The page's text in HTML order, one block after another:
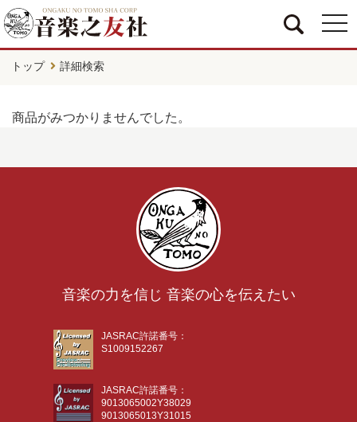
トップ 詳細検索
商品がみつかりませんでした。
音楽の力を信じ 音楽の心を伝えたい
JASRAC許諾番号：
S1009152267
JASRAC許諾番号：
9013065002Y38029
9013065013Y31015